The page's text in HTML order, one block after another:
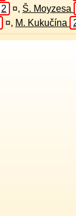
2 ¤, Š. Moyzesa
¤, M. Kukučína